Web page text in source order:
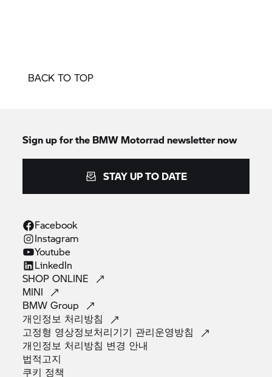
BACK TO TOP
Sign up for the BMW Motorrad newsletter now
STAY UP TO DATE
Facebook
Instagram
Youtube
LinkedIn
SHOPONLINE
MINI
BMWGroup
개인정보 처리방침
고정형 영상정보처리기기 관리운영방침
개인정보 처리방침 변경 안내
법적고지
쿠키 정책